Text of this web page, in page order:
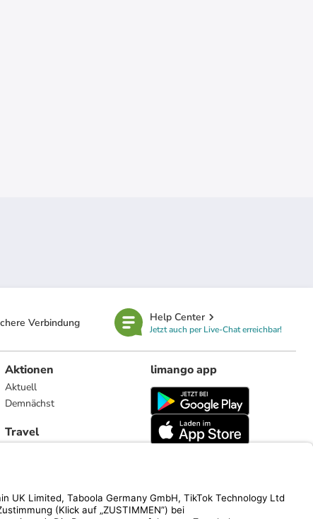
Verbindung Help Center
Jetzt auch per Live-Chat erreichbar!
Aktionen
Aktuell
Demnächst
Travel
limango app